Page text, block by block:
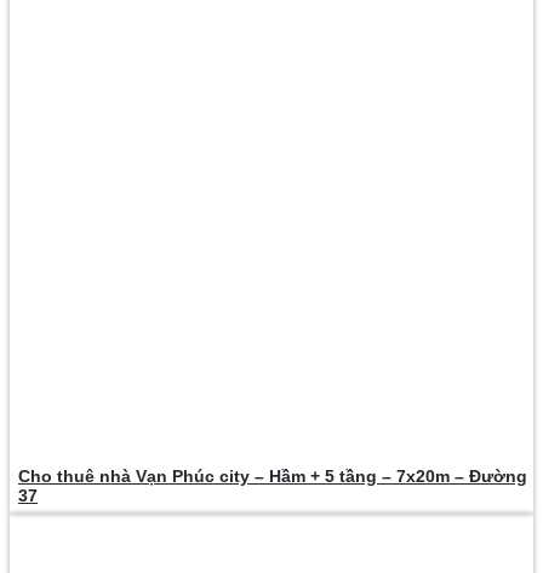
Cho thuê nhà Vạn Phúc city – Hầm + 5 tầng – 7x20m – Đường
37